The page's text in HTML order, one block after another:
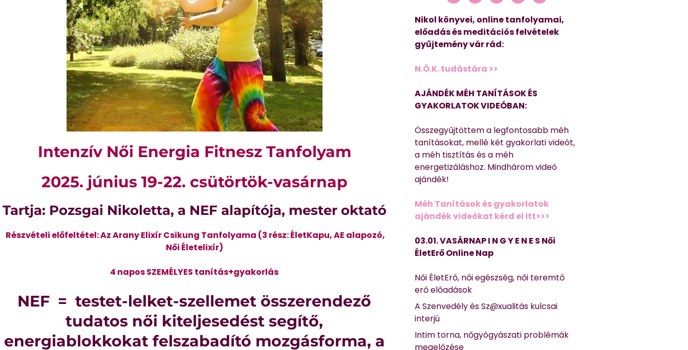
Intenzív Női Energia Fitnesz Tanfolyam
2025. június 19-22. csütörtök-vasárnap
Tartja: Pozsgai Nikoletta, a NEF alapítója, mester oktató
Részvételi előfeltétel: Az Arany Elixír Csikung Tanfolyama (3 rész: ÉletKapu, AE alapozó,
Női Életelixír)
4 napos SZEMÉLYES tanítás+gyakorlás
NEF = testet-lelket-szellemet összerendező
tudatos női kiteljesedést segítő,
energiablokkokat felszabadító mozgásforma, a
Nikol könyvei, online tanfolyamai,
előadás és meditációs felvételek
gyűjtemény vár rád:
N.Ö.K. tudástára >>
AJÁNDÉK MÉH TANÍTÁSOK ÉS
GYAKORLATOK VIDEÓBAN:
Összegyűjtöttem a legfontosabb méh
tanításokat, mellé két gyakorlati videót,
a méh tisztítás és a méh
energetizáláshoz. Mindhárom videó
ajándék!
Méh Tanítások és gyakorlatok
ajándék videókat kérd el itt>>>
03.01. VASÁRNAP I N G Y E N E S Női
ÉletErő Online Nap
Női ÉletErő, női egészség, női teremtő
erő előadások
A Szenvedély és Sz@xualitás kulcsai
interjú
Intim torna, nőgyógyászati problémák
megelőzése